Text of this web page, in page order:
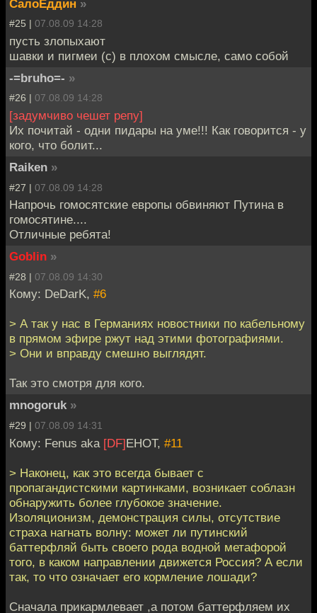
СалоЕддин »
#25 | 07.08.09 14:28
пусть злопыхают
шавки и пигмеи (с) в плохом смысле, само собой
-=bruho=- »
#26 | 07.08.09 14:28
[задумчиво чешет репу]
Их почитай - одни пидары на уме!!! Как говорится - у
кого, что болит...
Raiken »
#27 | 07.08.09 14:28
Напрочь гомосятские европы обвиняют Путина в
гомосятине....
Отличные ребята!
Goblin »
#28 | 07.08.09 14:30
Кому: DeDarK, #6
> А так у нас в Германиях новостники по кабельному
в прямом эфире ржут над этими фотографиями.
> Они и вправду смешно выглядят.
Так это смотря для кого.
mnogoruk »
#29 | 07.08.09 14:31
Кому: Fenus aka [DF]EHOT, #11
> Наконец, как это всегда бывает с
пропагандистскими картинками, возникает соблазн
обнаружить более глубокое значение.
Изоляционизм, демонстрация силы, отсутствие
страха нагнать волну: может ли путинский
баттерфляй быть своего рода водной метафорой
того, в каком направлении движется Россия? А если
так, то что означает его кормление лошади?
Сначала прикармлевает ,а потом баттерфляем их